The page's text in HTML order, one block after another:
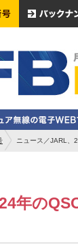
ニュース／JARL、
年の